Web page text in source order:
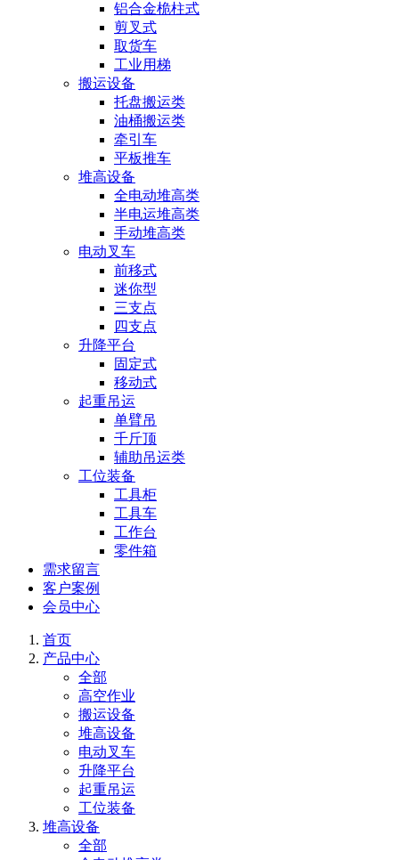
铝合金桅柱式
剪叉式
取货车
工业用梯
搬运设备
托盘搬运类
油桶搬运类
牵引车
平板推车
堆高设备
全电动堆高类
半电运堆高类
手动堆高类
电动叉车
前移式
迷你型
三支点
四支点
升降平台
固定式
移动式
起重吊运
单臂吊
千斤顶
辅助吊运类
工位装备
工具柜
工具车
工作台
零件箱
需求留言
客户案例
会员中心
首页
产品中心
全部
高空作业
搬运设备
堆高设备
电动叉车
升降平台
起重吊运
工位装备
堆高设备
全部